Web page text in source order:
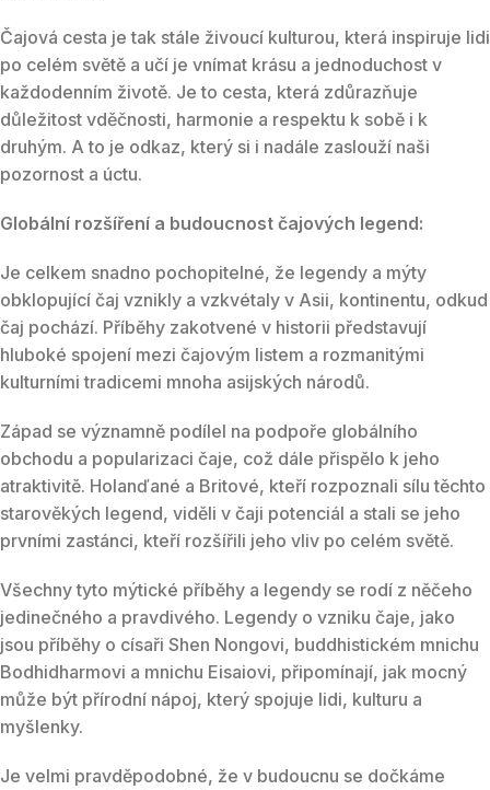
Čajová cesta je tak stále živoucí kulturou, která inspiruje lidi
po celém světě a učí je vnímat krásu a jednoduchost v
každodenním životě. Je to cesta, která zdůrazňuje
důležitost vděčnosti, harmonie a respektu k sobě i k
druhým. A to je odkaz, který si i nadále zaslouží naši
pozornost a úctu.
Globální rozšíření a budoucnost čajových legend:
Je celkem snadno pochopitelné, že legendy a mýty
obklopující čaj vznikly a vzkvétaly v Asii, kontinentu, odkud
čaj pochází. Příběhy zakotvené v historii představují
hluboké spojení mezi čajovým listem a rozmanitými
kulturními tradicemi mnoha asijských národů.
Západ se významně podílel na podpoře globálního
obchodu a popularizaci čaje, což dále přispělo k jeho
atraktivitě. Holanďané a Britové, kteří rozpoznali sílu těchto
starověkých legend, viděli v čaji potenciál a stali se jeho
prvními zastánci, kteří rozšířili jeho vliv po celém světě.
Všechny tyto mýtické příběhy a legendy se rodí z něčeho
jedinečného a pravdivého. Legendy o vzniku čaje, jako
jsou příběhy o císaři Shen Nongovi, buddhistickém mnichu
Bodhidharmovi a mnichu Eisaiovi, připomínají, jak mocný
může být přírodní nápoj, který spojuje lidi, kulturu a
myšlenky.
Je velmi pravděpodobné, že v budoucnu se dočkáme